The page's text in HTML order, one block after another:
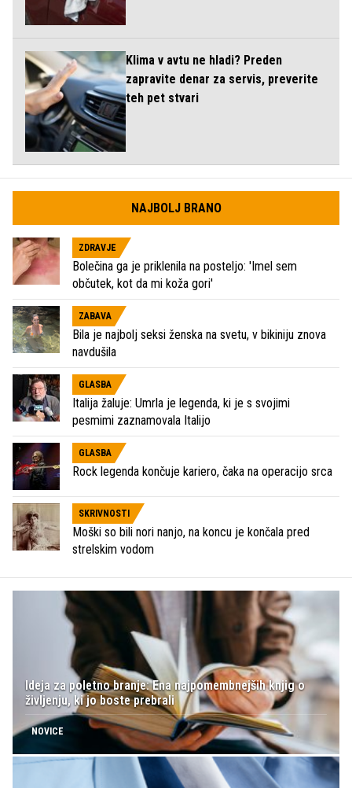
Klima v avtu ne hladi? Preden
zapravite denar za servis, preverite
teh pet stvari
NAJBOLJ BRANO
ZDRAVJE
Bolečina ga je priklenila na posteljo: 'Imel sem
občutek, kot da mi koža gori'
ZABAVA
Bila je najbolj seksi ženska na svetu, v bikiniju znova
navdušila
GLASBA
Italija žaluje: Umrla je legenda, ki je s svojimi
pesmimi zaznamovala Italijo
GLASBA
Rock legenda končuje kariero, čaka na operacijo srca
SKRIVNOSTI
Moški so bili nori nanjo, na koncu je končala pred
strelskim vodom
Ideja za poletno branje: Ena najpomembnejših knjig o
življenju, ki jo boste prebrali
NOVICE